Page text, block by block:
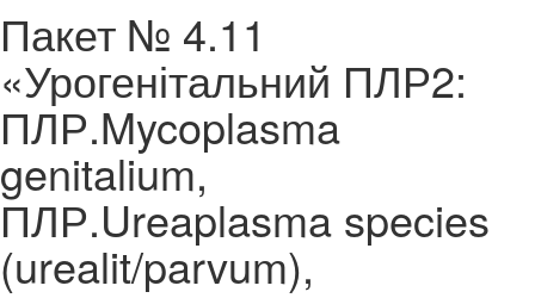
Пакет № 4.11
«Урогенітальний ПЛР2:
ПЛР.Mycoplasma
genitalium,
ПЛР.Ureaplasma species
(urealit/parvum),